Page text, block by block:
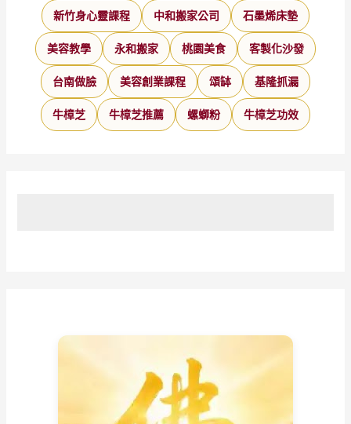
新竹身心靈課程 中和搬家公司 石墨烯床墊
美容教學 永和搬家 桃園美食 客製化沙發
台南做臉 美容創業課程 頌缽 基隆抓漏
牛樟芝 牛樟芝推薦 螺螄粉 牛樟芝功效